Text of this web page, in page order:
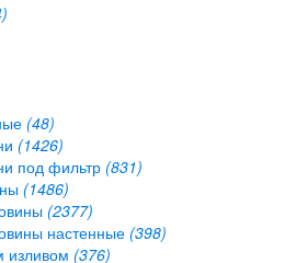
(48)
(1426)
под фильтр (831)
(1486)
(2377)
настенные (398)
изливом (376)